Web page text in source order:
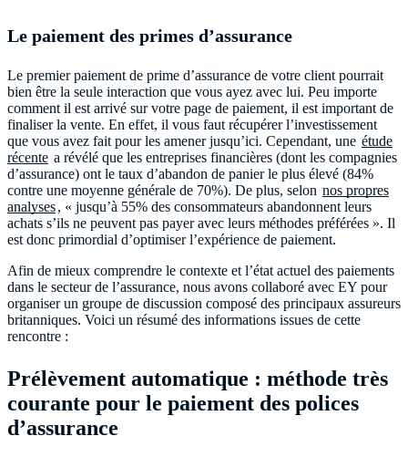
Le paiement des primes d’assurance
Le premier paiement de prime d’assurance de votre client pourrait
bien être la seule interaction que vous ayez avec lui. Peu importe
comment il est arrivé sur votre page de paiement, il est important de
finaliser la vente. En effet, il vous faut récupérer l’investissement
que vous avez fait pour les amener jusqu’ici. Cependant, une étude
récente a révélé que les entreprises financières (dont les compagnies
d’assurance) ont le taux d’abandon de panier le plus élevé (84%
contre une moyenne générale de 70%). De plus, selon nos propres
analyses, « jusqu’à 55% des consommateurs abandonnent leurs
achats s’ils ne peuvent pas payer avec leurs méthodes préférées ». Il
est donc primordial d’optimiser l’expérience de paiement.
Afin de mieux comprendre le contexte et l’état actuel des paiements
dans le secteur de l’assurance, nous avons collaboré avec EY pour
organiser un groupe de discussion composé des principaux assureurs
britanniques. Voici un résumé des informations issues de cette
rencontre :
Prélèvement automatique : méthode très
courante pour le paiement des polices
d’assurance